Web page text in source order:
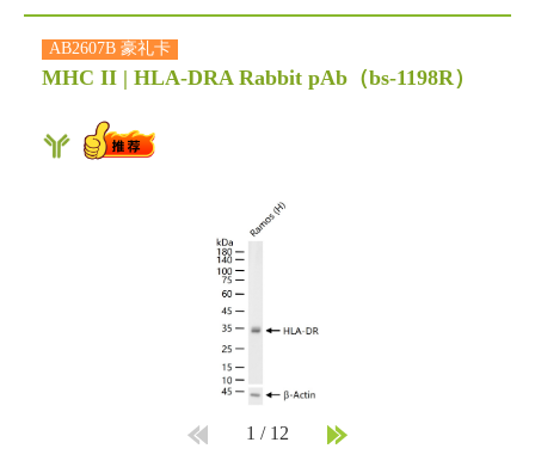
AB2607B 豪礼卡
MHC II | HLA-DRA Rabbit pAb （bs-1198R）
1 / 12